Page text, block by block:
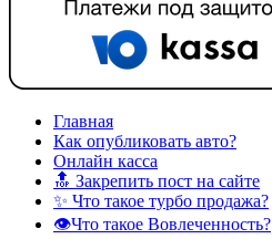
Главная
Как опубликовать авто?
Онлайн касса
🔝 Закрепить пост на сайте
✨ Что такое турбо продажа?
👁️Что такое Вовлеченность?